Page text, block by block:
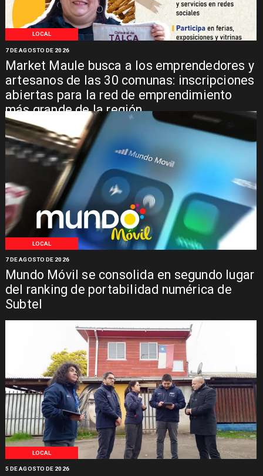
LOCAL
Market Maule busca a los emprendedores y
artesanos de las 30 comunas: inscripciones
abiertas para la red de emprendimiento
más grande de la región
7 DE AGOSTO DE 2026
LOCAL
Mundo Móvil se consolida en segundo lugar
del ranking de portabilidad numérica de
Subtel
7 DE AGOSTO DE 2026
LOCAL
5 DE AGOSTO DE 2026